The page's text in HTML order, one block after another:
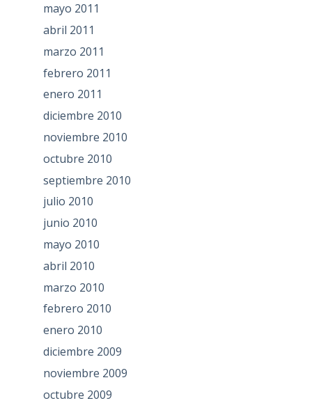
mayo 2011
abril 2011
marzo 2011
febrero 2011
enero 2011
diciembre 2010
noviembre 2010
octubre 2010
septiembre 2010
julio 2010
junio 2010
mayo 2010
abril 2010
marzo 2010
febrero 2010
enero 2010
diciembre 2009
noviembre 2009
octubre 2009